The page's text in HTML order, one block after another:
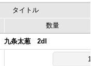
タイトル
数量
九条太葱 2dl